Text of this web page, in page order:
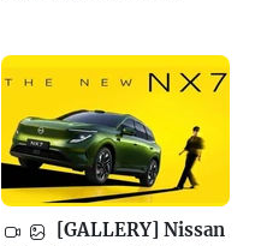
[GALLERY] Nissan